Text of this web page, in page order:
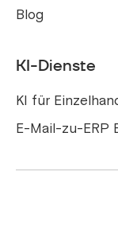
Blog
KI-Dienste
KI für
E-Mail-zu-ERP